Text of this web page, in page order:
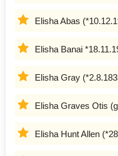
Elisha Abas
Elisha Banai
Elisha Gray
Elisha Graves Otis
Elisha Hunt Allen